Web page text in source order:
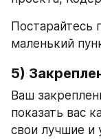
Постарайтесь
маленький
5)
Ваш
показать вас
свои лучшие и